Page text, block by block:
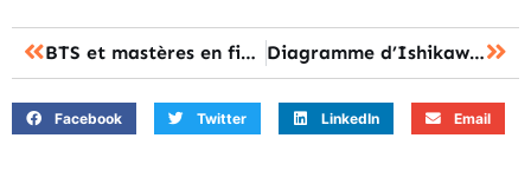
BTS et mastères en finance : pourquoi choisir l’ESG Finance ? Diagramme d’Ishikawa : qu’est-ce que c’est et comment l’utiliser ?
Facebook Twitter LinkedIn Email